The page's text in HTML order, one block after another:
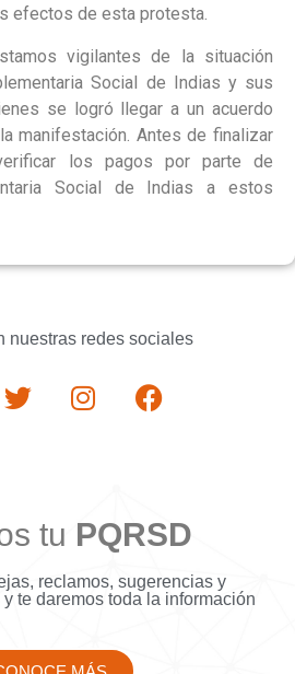
efectos de esta protesta.
vigilantes de la situación
Social de Indias y sus
se logró llegar a un acuerdo
manifestación. Antes de finalizar
los pagos por parte de
Social de Indias a estos
nuestras redes sociales
tu PQRSD
reclamos, sugerencias y
te daremos toda la información